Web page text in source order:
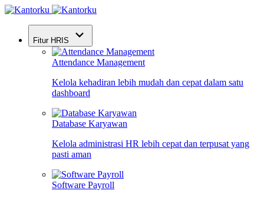
Fitur HRIS
Attendance Management
Kelola kehadiran lebih mudah dan cepat dalam satu
dashboard
Database Karyawan
Kelola administrasi HR lebih cepat dan terpusat yang
pasti aman
Software Payroll